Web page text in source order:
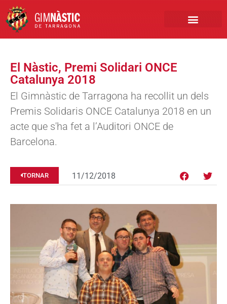
El Nàstic, Premi Solidari ONCE
Catalunya 2018
El Gimnàstic de Tarragona ha recollit un dels
Premis Solidaris ONCE Catalunya 2018 en un
acte que s'ha fet a l’Auditori ONCE de
Barcelona.
TORNAR 11/12/2018